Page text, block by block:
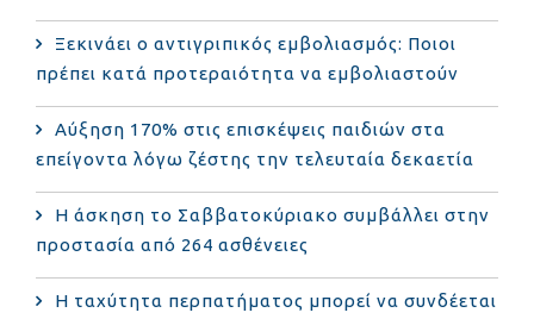
Ξεκινάει ο αντιγριπικός εμβολιασμός: Ποιοι
πρέπει κατά προτεραιότητα να εμβολιαστούν
Αύξηση 170% στις επισκέψεις παιδιών στα
επείγοντα λόγω ζέστης την τελευταία δεκαετία
Η άσκηση το Σαββατοκύριακο συμβάλλει στην
προστασία από 264 ασθένειες
Η ταχύτητα περπατήματος μπορεί να συνδέεται